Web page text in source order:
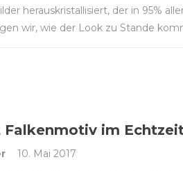
herauskristallisiert, der in 95%
wir, wie der Look zu Stande
im
10. Mai 2017